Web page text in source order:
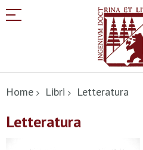
al
contenuto
Home Libri Letteratura
Letteratura